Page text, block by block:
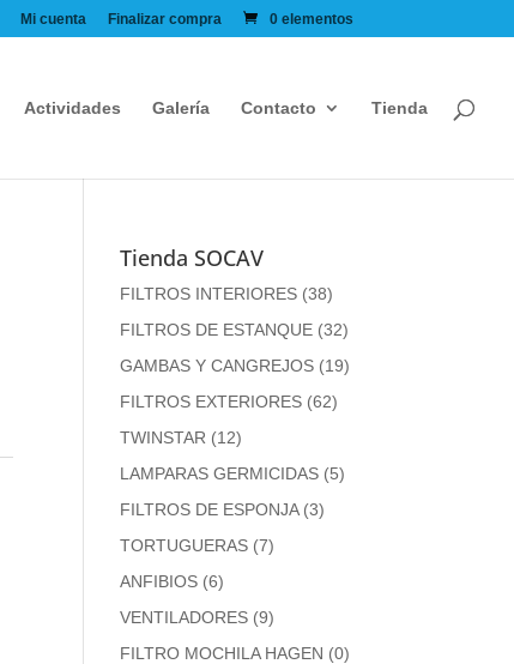
Mi cuenta Finalizar compra 0 elementos
Actividades Galería Contacto Tienda
Tienda SOCAV
FILTROS INTERIORES (38)
FILTROS DE ESTANQUE (32)
GAMBAS Y CANGREJOS (19)
FILTROS EXTERIORES (62)
TWINSTAR (12)
LAMPARAS GERMICIDAS (5)
FILTROS DE ESPONJA (3)
TORTUGUERAS (7)
ANFIBIOS (6)
VENTILADORES (9)
FILTRO MOCHILA HAGEN (0)